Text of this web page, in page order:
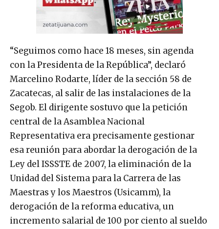
“Seguimos como hace 18 meses, sin agenda
con la Presidenta de la República”, declaró
Marcelino Rodarte, líder de la sección 58 de
Zacatecas, al salir de las instalaciones de la
Segob. El dirigente sostuvo que la petición
central de la Asamblea Nacional
Representativa era precisamente gestionar
esa reunión para abordar la derogación de la
Ley del ISSSTE de 2007, la eliminación de la
Unidad del Sistema para la Carrera de las
Maestras y los Maestros (Usicamm), la
derogación de la reforma educativa, un
incremento salarial de 100 por ciento al sueldo